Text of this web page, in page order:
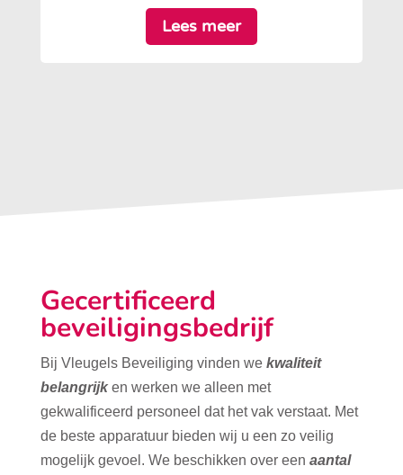
Lees meer
Gecertificeerd
beveiligingsbedrijf
Bij Vleugels Beveiliging vinden we kwaliteit
belangrijk en werken we alleen met
gekwalificeerd personeel dat het vak verstaat. Met
de beste apparatuur bieden wij u een zo veilig
mogelijk gevoel. We beschikken over een aantal